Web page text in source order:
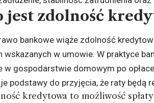
jest zdolność
bankowe wiąże zdolność
wskazanych w umowie. W praktyce
w gospodarstwie domowym po
podstawy do przyjęcia, że raty będą
kredytowa to możliwość